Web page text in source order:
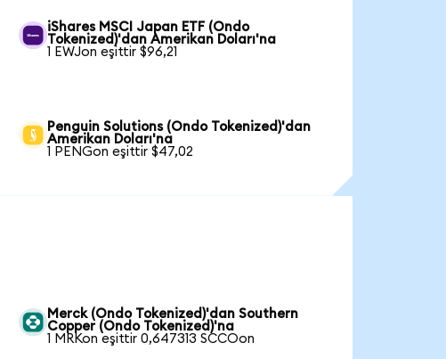
iShares MSCI Japan ETF (Ondo
Tokenized)'dan Amerikan Doları'na
1 EWJon eşittir $96,21
Penguin Solutions (Ondo Tokenized)'dan
Amerikan Doları'na
1 PENGon eşittir $47,02
Merck (Ondo Tokenized)'dan Southern
Copper (Ondo Tokenized)'na
1 MRKon eşittir 0,647313 SCCOon